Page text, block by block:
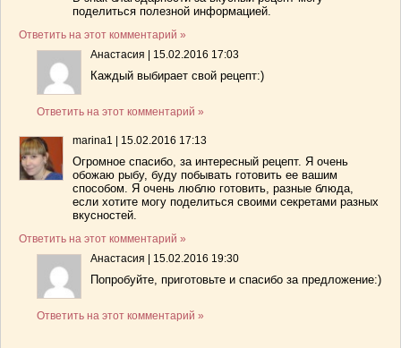
поделиться полезной информацией.
Ответить на этот комментарий »
Анастасия
15.02.2016 17:03
Каждый выбирает свой рецепт:)
Ответить на этот комментарий »
marina1 15.02.2016 17:13
Огромное спасибо, за интересный рецепт. Я очень
обожаю рыбу, буду побывать готовить ее вашим
способом. Я очень люблю готовить, разные блюда,
если хотите могу поделиться своими секретами разных
вкусностей.
Ответить на этот комментарий »
Анастасия
15.02.2016 19:30
Попробуйте, приготовьте и спасибо за предложение:)
Ответить на этот комментарий »